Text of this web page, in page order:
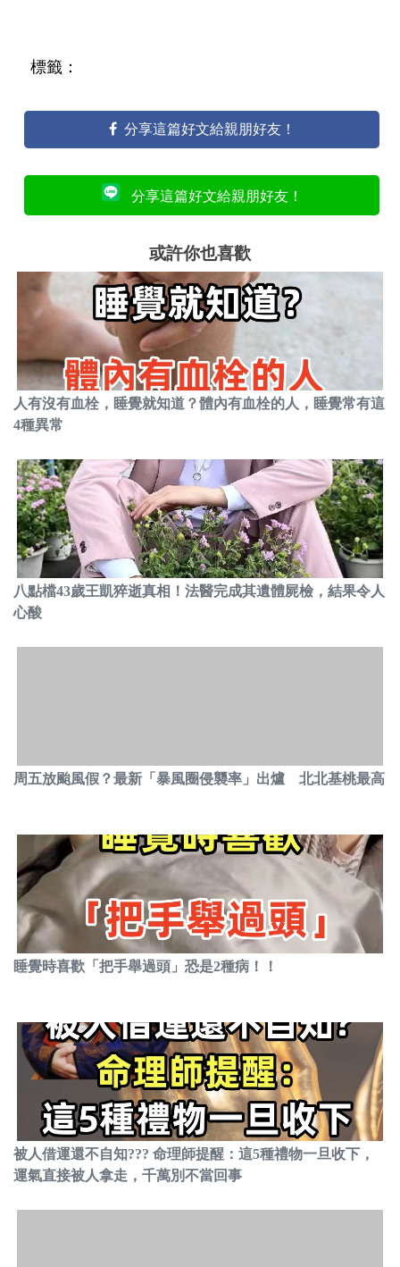
標籤：
分享這篇好文給親朋好友！
分享這篇好文給親朋好友！
或許你也喜歡
人有沒有血栓，睡覺就知道？體內有血栓的人，睡覺常有這
4種異常
八點檔43歲王凱猝逝真相！法醫完成其遺體屍檢，結果令人
心酸
周五放颱風假？最新「暴風圈侵襲率」出爐 北北基桃最高
睡覺時喜歡「把手舉過頭」恐是2種病！！
被人借運還不自知??? 命理師提醒：這5種禮物一旦收下，
運氣直接被人拿走，千萬別不當回事